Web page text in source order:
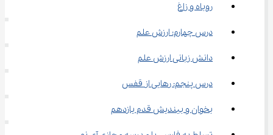
روباه و زاغ
درس چهارم: ارزش علم
دانش زبانی ارزش علم
درس پنجم: رهایی از قفس
بخوان و بیندیش قدم یازدهم